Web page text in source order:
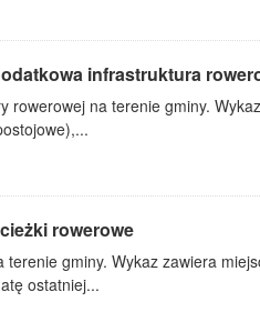
infrastruktura
rowerowej na terenie gminy.
rowerowe
gminy. Wykaz zawiera
ostatniej...